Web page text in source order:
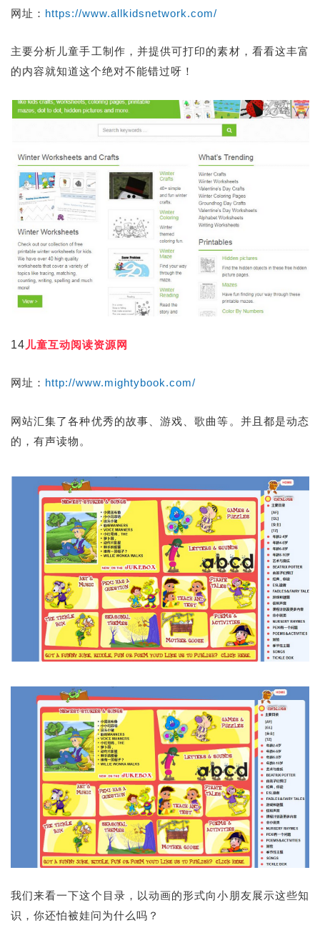
网址： https://www.allkidsnetwork.com/
主要分析儿童手工制作，并提供可打印的素材，看看这丰富
的内容就知道这个绝对不能错过呀！
14 儿童互动阅读资源网
网址： http://www.mightybook.com/
网站汇集了各种优秀的故事、游戏、歌曲等。并且都是动态
的，有声读物。
我们来看一下这个目录，以动画的形式向小朋友展示这些知
识，你还怕被娃问为什么吗？